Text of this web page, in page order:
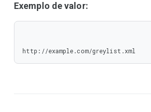
Exemplo de valor:
http://example.com/greylist.xml